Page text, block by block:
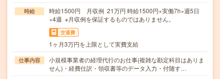
時給
時給1500円 月収例 21万円 時給1500円×実働7h×週5日
×4週 ※月収例を保証するものではありません。
交通費
1ヶ月3万円を上限として実費支給
仕事内容
小規模事業者の経理代行のお仕事(複雑な勘定科目はありま
せん)・経費仕訳・領収書等のデータ入力・付随す…